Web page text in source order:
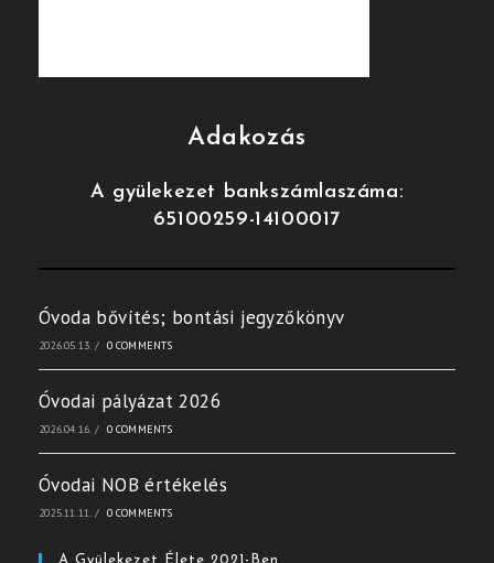
Adakozás
A gyülekezet bankszámlaszáma:
65100259-14100017
Óvoda bővítés; bontási jegyzőkönyv
2026.05.13. / 0 COMMENTS
Óvodai pályázat 2026
2026.04.16. / 0 COMMENTS
Óvodai NOB értékelés
2025.11.11. / 0 COMMENTS
A Gyülekezet Élete 2021-Ben